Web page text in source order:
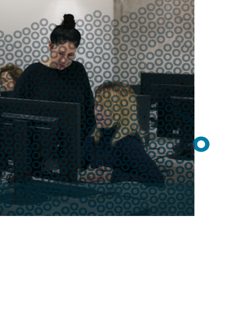
d’analítica digital. La formació inclou
nocions de SEO/posicionament web, així
com eines per avaluar l’estratègia a les xarxes
socials.